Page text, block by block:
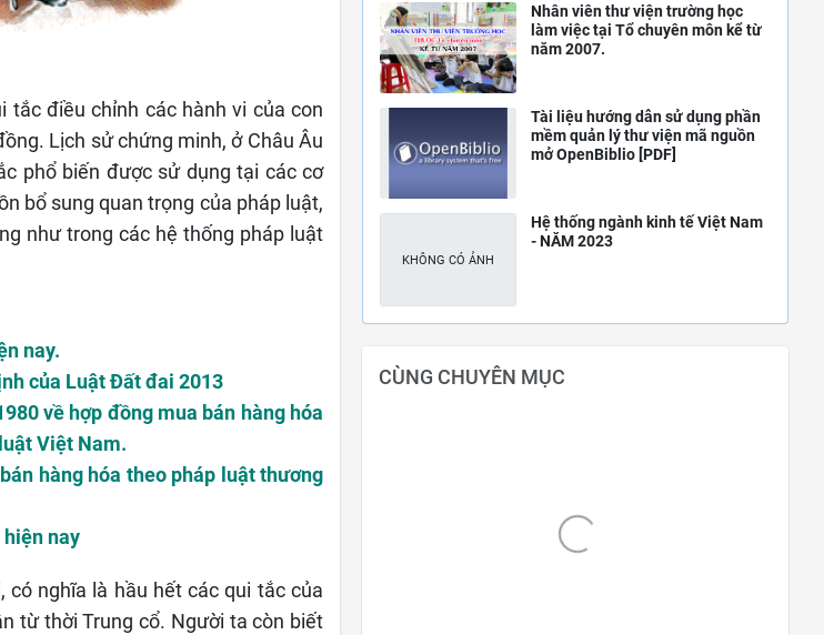
tắc điều chỉnh các hành vi của con
Lịch sử chứng minh, ở Châu Âu
phổ biến được sử dụng tại các cơ
bổ sung quan trọng của pháp luật,
như trong các hệ thống pháp luật
nay.
của Luật Đất đai 2013
về hợp đồng mua bán hàng hóa
Việt Nam.
hàng hóa theo pháp luật thương
hiện nay
nghĩa là hầu hết các qui tắc của
từ thời Trung cổ. Người ta còn biết
Nhân viên thư viện trường học
làm việc tại Tổ chuyên môn kể từ
năm 2007.
Tài liệu hướng dẫn sử dụng phần
mềm quản lý thư viện mã nguồn
mở OpenBiblio [PDF]
Hệ thống ngành kinh tế Việt Nam
- NĂM 2023
CÙNG CHUYÊN MỤC